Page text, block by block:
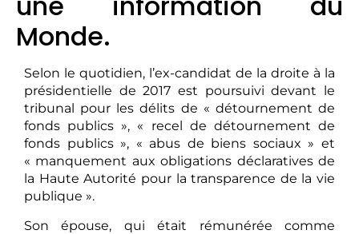
Monde.
Selon le quotidien, l’ex-candidat de la droite à la
présidentielle de 2017 est poursuivi devant le
tribunal pour les délits de « détournement de
fonds publics », « recel de détournement de
fonds publics », « abus de biens sociaux » et
« manquement aux obligations déclaratives de
la Haute Autorité pour la transparence de la vie
publique ».
Son épouse, qui était rémunérée comme